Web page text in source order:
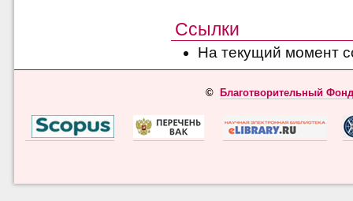
Ссылки
На текущий момент
© Благотворительный